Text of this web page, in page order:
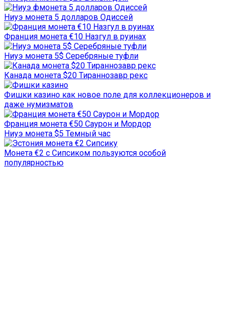
Ниуэ монета 5 долларов Одиссей
Франция монета €10 Назгул в руинах
Ниуэ монета 5$ Серебряные туфли
Канада монета $20 Тираннозавр рекс
Фишки казино как новое поле для коллекционеров и
даже нумизматов
Франция монета €50 Саурон и Мордор
Ниуэ монета $5 Темный час
Монета €2 с Сипсиком пользуются особой
популярностью